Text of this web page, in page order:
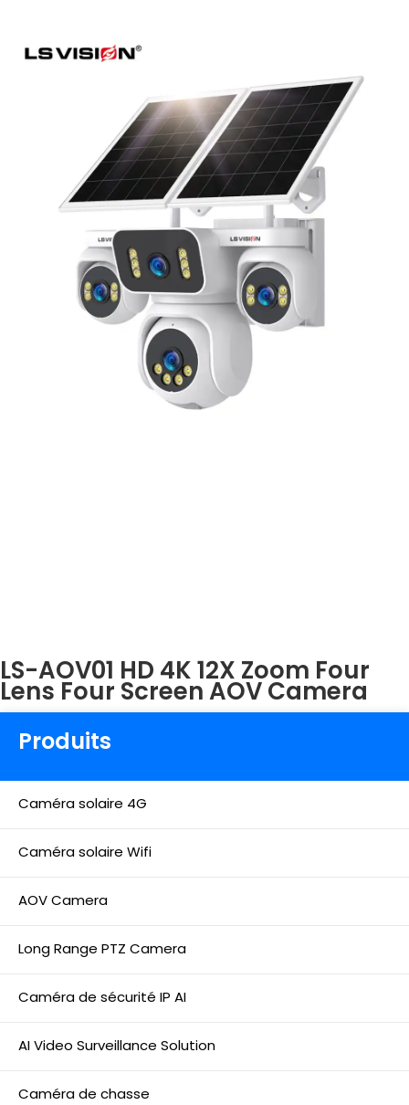
Produits
Caméra solaire 4G
Caméra solaire Wifi
AOV Camera
Long Range PTZ Camera
Caméra de sécurité IP AI
AI Video Surveillance Solution
Caméra de chasse
LS-AOV01 HD 4K 12X Zoom Four
Lens Four Screen AOV Camera